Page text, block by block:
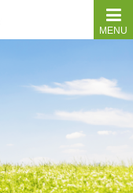
MENU